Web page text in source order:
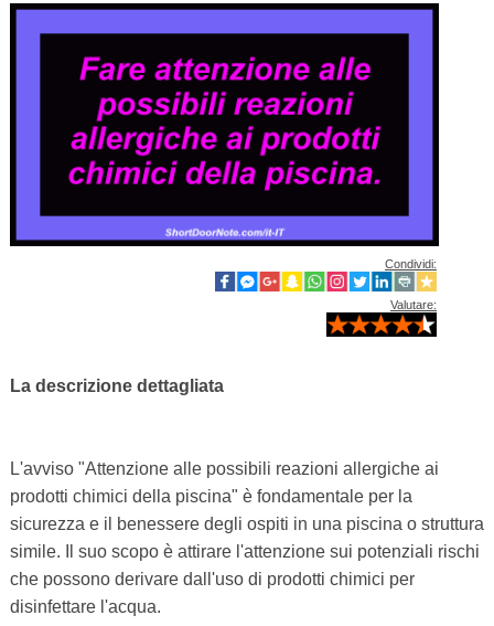
Condividi:
Valutare:
La descrizione dettagliata
L'avviso "Attenzione alle possibili reazioni allergiche ai
prodotti chimici della piscina" è fondamentale per la
sicurezza e il benessere degli ospiti in una piscina o struttura
simile. Il suo scopo è attirare l'attenzione sui potenziali rischi
che possono derivare dall'uso di prodotti chimici per
disinfettare l'acqua.